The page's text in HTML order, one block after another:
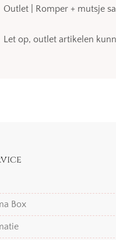
Outlet | Romper + mutsje
Let op, outlet artikelen
Box